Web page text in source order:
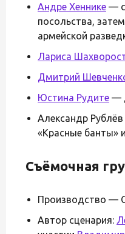
Андре Хеннике —
посольства,
армейской
Лариса
Дмитрий
Юстина Рудите —
Александр
«Красные банты»
Съёмочная
Производство —
Автор сценария: